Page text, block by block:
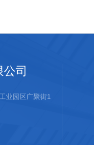
司
业园区广聚街1